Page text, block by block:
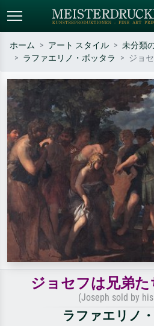
作家名・作品名・スタイルで検索
– 例：モネ、星月夜、印象派、北
斎の波、ヌード。
シ
緑
油
ホーム アート スタイル
未分類
ラファエリノ・ボッタラ
ジョ
ジョセフは兄弟
(Joseph sold by
ラファエリノ